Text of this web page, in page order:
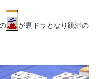
が裏ドラとなり跳満の